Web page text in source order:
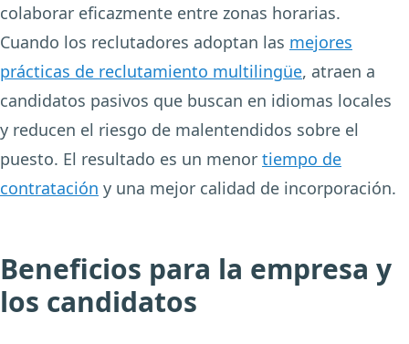
colaborar eficazmente entre zonas horarias.
Cuando los reclutadores adoptan las mejores
prácticas de reclutamiento multilingüe, atraen a
candidatos pasivos que buscan en idiomas locales
y reducen el riesgo de malentendidos sobre el
puesto. El resultado es un menor tiempo de
contratación y una mejor calidad de incorporación.
Beneficios para la empresa y
los candidatos